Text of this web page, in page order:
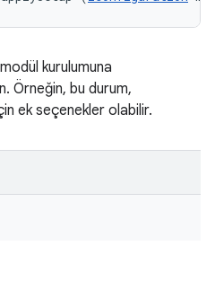
kurulumuna
Örneğin, bu durum,
ek seçenekler olabilir.